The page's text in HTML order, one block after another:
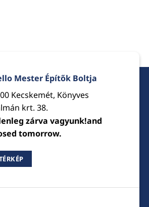
Mester Építők Boltja
Kecskemét, Könyves
krt. 38.
zárva vagyunk!and
tomorrow.